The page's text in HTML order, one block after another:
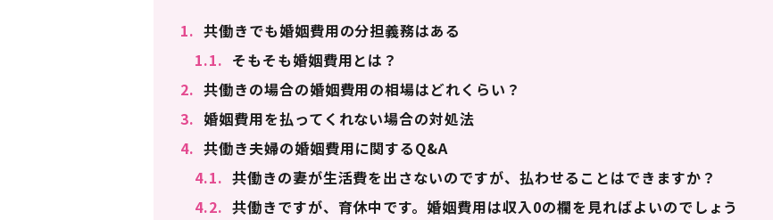
1. 共働きでも婚姻費用の分担義務はある
1.1. そもそも婚姻費用とは？
2. 共働きの場合の婚姻費用の相場はどれくらい？
3. 婚姻費用を払ってくれない場合の対処法
4. 共働き夫婦の婚姻費用に関するQ&A
4.1. 共働きの妻が生活費を出さないのですが、払わせることはできますか？
4.2. 共働きですが、育休中です。婚姻費用は収入0の欄を見ればよいのでしょう